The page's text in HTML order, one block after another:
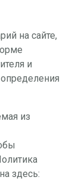
на сайте,
и
из
здесь: